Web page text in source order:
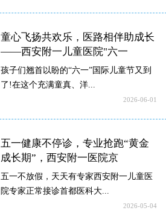
童心飞扬共欢乐，医路相伴助成长
——西安附一儿童医院"六一
孩子们翘首以盼的“六一”国际儿童节又到
了!在这个充满童真、洋...
2026-06-01
五一健康不停诊，专业抢跑“黄金
成长期”，西安附一医院京
五一不放假，天天有专家西安附一儿童医
院专家正常接诊首都医科大...
2026-05-04